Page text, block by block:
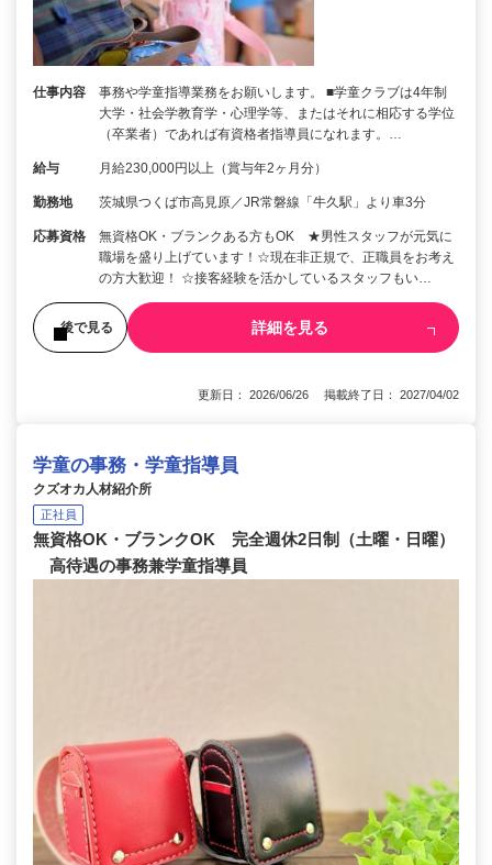
仕事内容
事務や学童指導業務をお願いします。 ■学童クラブは4年制
大学・社会学教育学・心理学等、またはそれに相応する学位
（卒業者）であれば有資格者指導員になれます。…
給与 月給230,000円以上（賞与年2ヶ月分）
勤務地 茨城県つくば市高見原／JR常磐線「牛久駅」より車3分
応募資格
無資格OK・ブランクある方もOK ★男性スタッフが元気に
職場を盛り上げています！☆現在非正規で、正職員をお考え
の方大歓迎！ ☆接客経験を活かしているスタッフもい…
後で見る 詳細を見る
更新日： 2026/06/26 掲載終了日： 2027/04/02
学童の事務・学童指導員
クズオカ人材紹介所
正社員
無資格OK・ブランクOK 完全週休2日制（土曜・日曜）
高待遇の事務兼学童指導員